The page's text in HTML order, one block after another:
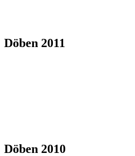
Döben 2011
Döben 2010